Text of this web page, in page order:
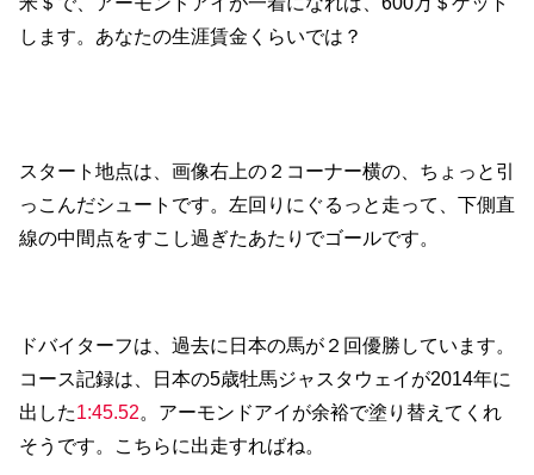
します。あなたの生涯賃金くらいでは？
スタート地点は、画像右上の２コーナー横の、ちょっと引
っこんだシュートです。左回りにぐるっと走って、下側直
線の中間点をすこし過ぎたあたりでゴールです。
ドバイターフは、過去に日本の馬が２回優勝しています。
コース記録は、日本の5歳牡馬ジャスタウェイが2014年に
出した1:45.52。アーモンドアイが余裕で塗り替えてくれ
そうです。こちらに出走すればね。